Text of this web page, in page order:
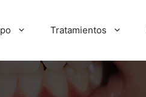
Tratamientos